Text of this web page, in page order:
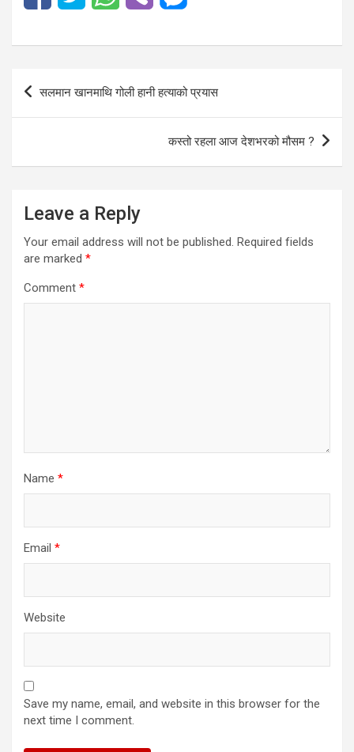
Post
सलमान खानमाथि गोली हानी हत्याको प्रयास
कस्तो रहला आज देशभरको मौसम ?
Leave a Reply
Your email address will not be published. Required fields
are marked *
Comment *
Name *
Email *
Website
Save my name, email, and website in this browser for the
next time I comment.